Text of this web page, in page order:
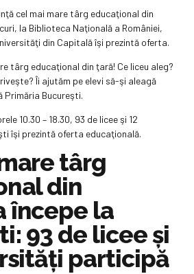
cel mai mare târg educaţional din
la Biblioteca Naţională a României,
din Capitală îşi prezintă oferta.
târg educaţional din ţară! Ce liceu aleg?
Îi ajutăm pe elevi să-şi aleagă
Primăria Bucureşti.
10.30 – 18.30, 93 de licee şi 12
îşi prezintă oferta educaţională.
târg
din
începe la
93 de licee și
participă